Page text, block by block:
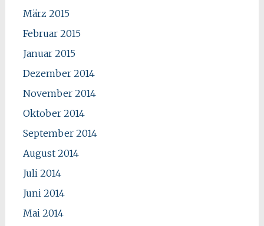
März 2015
Februar 2015
Januar 2015
Dezember 2014
November 2014
Oktober 2014
September 2014
August 2014
Juli 2014
Juni 2014
Mai 2014